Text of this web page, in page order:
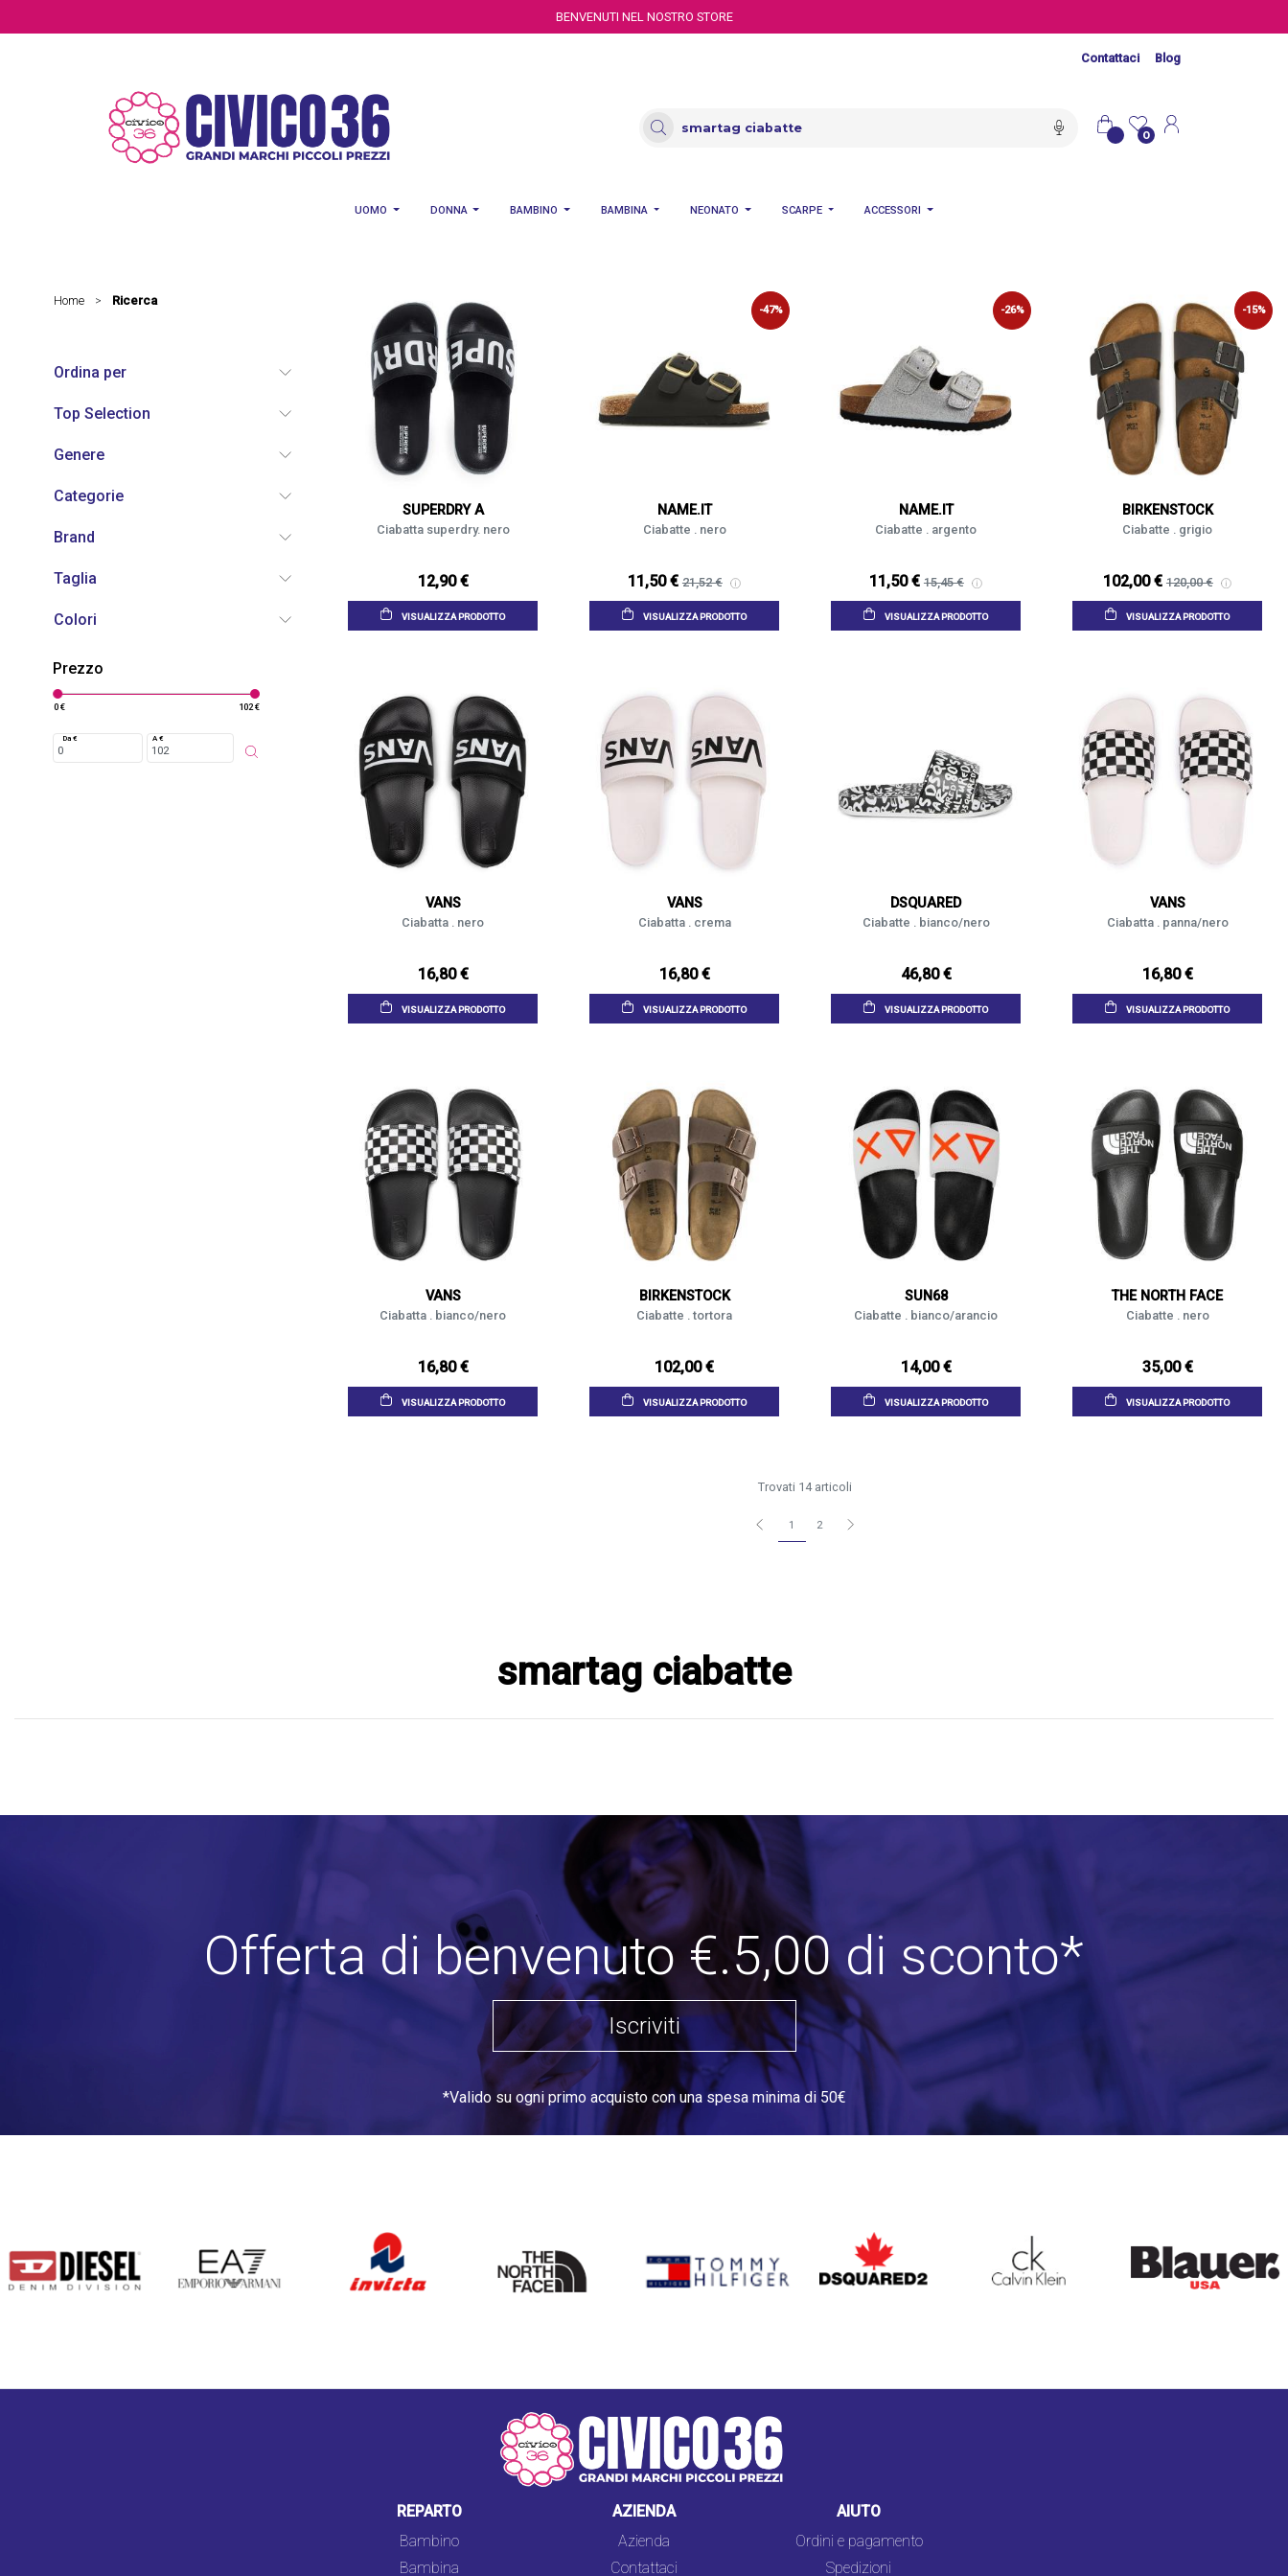
BENVENUTI NEL NOSTRO STORE
Contattaci Blog
0
UOMO DONNA BAMBINO BAMBINA NEONATO SCARPE ACCESSORI
Home > Ricerca
Ordina per
Top Selection
Genere
Categorie
Brand
Taglia
Colori
Prezzo
0 € 102 €
Da € A €
SUPERDRY A
Ciabatta superdry. nero
12,90 €
VISUALIZZA PRODOTTO
-47%
NAME.IT
Ciabatte . nero
11,50 € 21,52 €
VISUALIZZA PRODOTTO
-26%
NAME.IT
Ciabatte . argento
11,50 € 15,45 €
VISUALIZZA PRODOTTO
-15%
BIRKENSTOCK
Ciabatte . grigio
102,00 € 120,00 €
VISUALIZZA PRODOTTO
VANS
Ciabatta . nero
16,80 €
VISUALIZZA PRODOTTO
VANS
Ciabatta . crema
16,80 €
VISUALIZZA PRODOTTO
DSQUARED
Ciabatte . bianco/nero
46,80 €
VISUALIZZA PRODOTTO
VANS
Ciabatta . panna/nero
16,80 €
VISUALIZZA PRODOTTO
VANS
Ciabatta . bianco/nero
16,80 €
VISUALIZZA PRODOTTO
BIRKENSTOCK
Ciabatte . tortora
102,00 €
VISUALIZZA PRODOTTO
SUN68
Ciabatte . bianco/arancio
14,00 €
VISUALIZZA PRODOTTO
THE NORTH FACE
Ciabatte . nero
35,00 €
VISUALIZZA PRODOTTO
Trovati 14 articoli
1 2
smartag ciabatte
Offerta di benvenuto €.5,00 di sconto*
Iscriviti
*Valido su ogni primo acquisto con una spesa minima di 50€
INVICTA
NORTH
FACE
DSQUARED2 CALVIN KLEIN
REPARTO
Bambino
Bambina
AZIENDA
Azienda
Contattaci
AIUTO
Ordini e pagamento
Spedizioni